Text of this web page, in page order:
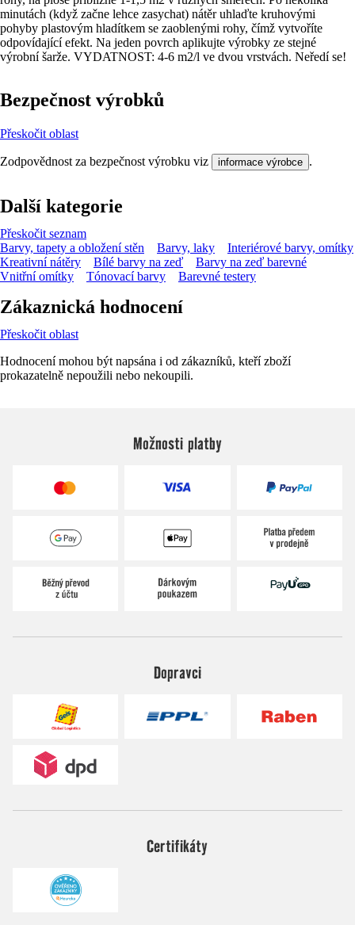
minutách (když začne lehce zasychat) nátěr uhlaďte kruhovými
pohyby plastovým hladítkem se zaoblenými rohy, čímž vytvoříte
odpovídající efekt. Na jeden povrch aplikujte výrobky ze stejné
výrobní šarže. VYDATNOST: 4-6 m2/l ve dvou vrstvách. Neředí se!
Bezpečnost výrobků
Přeskočit oblast
Zodpovědnost za bezpečnost výrobku viz informace výrobce .
Další kategorie
Přeskočit seznam
Barvy, tapety a obložení stěn
Barvy, laky
Interiérové barvy, omítky
Kreativní nátěry
Bílé barvy na zeď
Barvy na zeď barevné
Vnitřní omítky
Tónovací barvy Barevné testery
Zákaznická hodnocení
Přeskočit oblast
Hodnocení mohou být napsána i od zákazníků, kteří zboží
prokazatelně nepoužili nebo nekoupili.
Možnosti platby
Dopravci
Certifikáty